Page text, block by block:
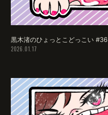
黒木渚のひょっとこどっこい #36
2026.01.17